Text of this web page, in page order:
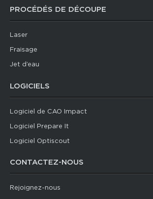
PROCÉDÉS DE DÉCOUPE
Laser
Fraisage
Jet d’eau
LOGICIELS
Logiciel de CAO Impact
Logiciel Prepare It
Logiciel Optiscout
CONTACTEZ-NOUS
Rejoignez-nous